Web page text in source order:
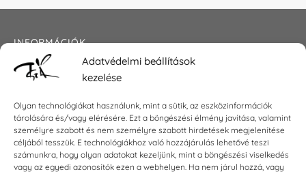
Adatvédelmi beállítások
kezelése
Olyan technológiákat használunk, mint a sütik, az eszközinformációk
tárolására és/vagy elérésére. Ezt a böngészési élmény javítása, valamint
személyre szabott és nem személyre szabott hirdetések megjelenítése
céljából tesszük. E technológiákhoz való hozzájárulás lehetővé teszi
számunkra, hogy olyan adatokat kezeljünk, mint a böngészési viselkedés
vagy az egyedi azonosítók ezen a webhelyen. Ha nem járul hozzá, vagy
INFORMÁCIÓK
Általános szerződési feltételek
Impresszum
KAPCSOLAT